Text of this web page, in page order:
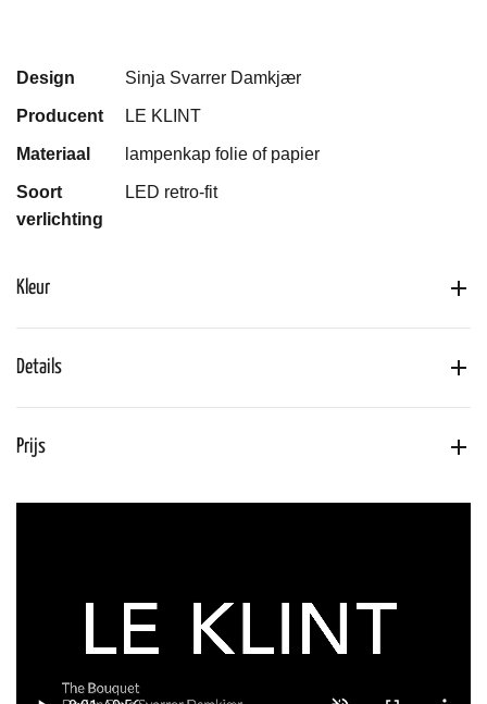
Design Sinja Svarrer Damkjær
Producent LE KLINT
Materiaal lampenkap folie of papier
Soort
verlichting
LED retro-fit
Kleur
Details
Prijs